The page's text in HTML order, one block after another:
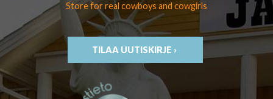
Store for real cowboys and cowgirls
TILAA UUTISKIRJE ›